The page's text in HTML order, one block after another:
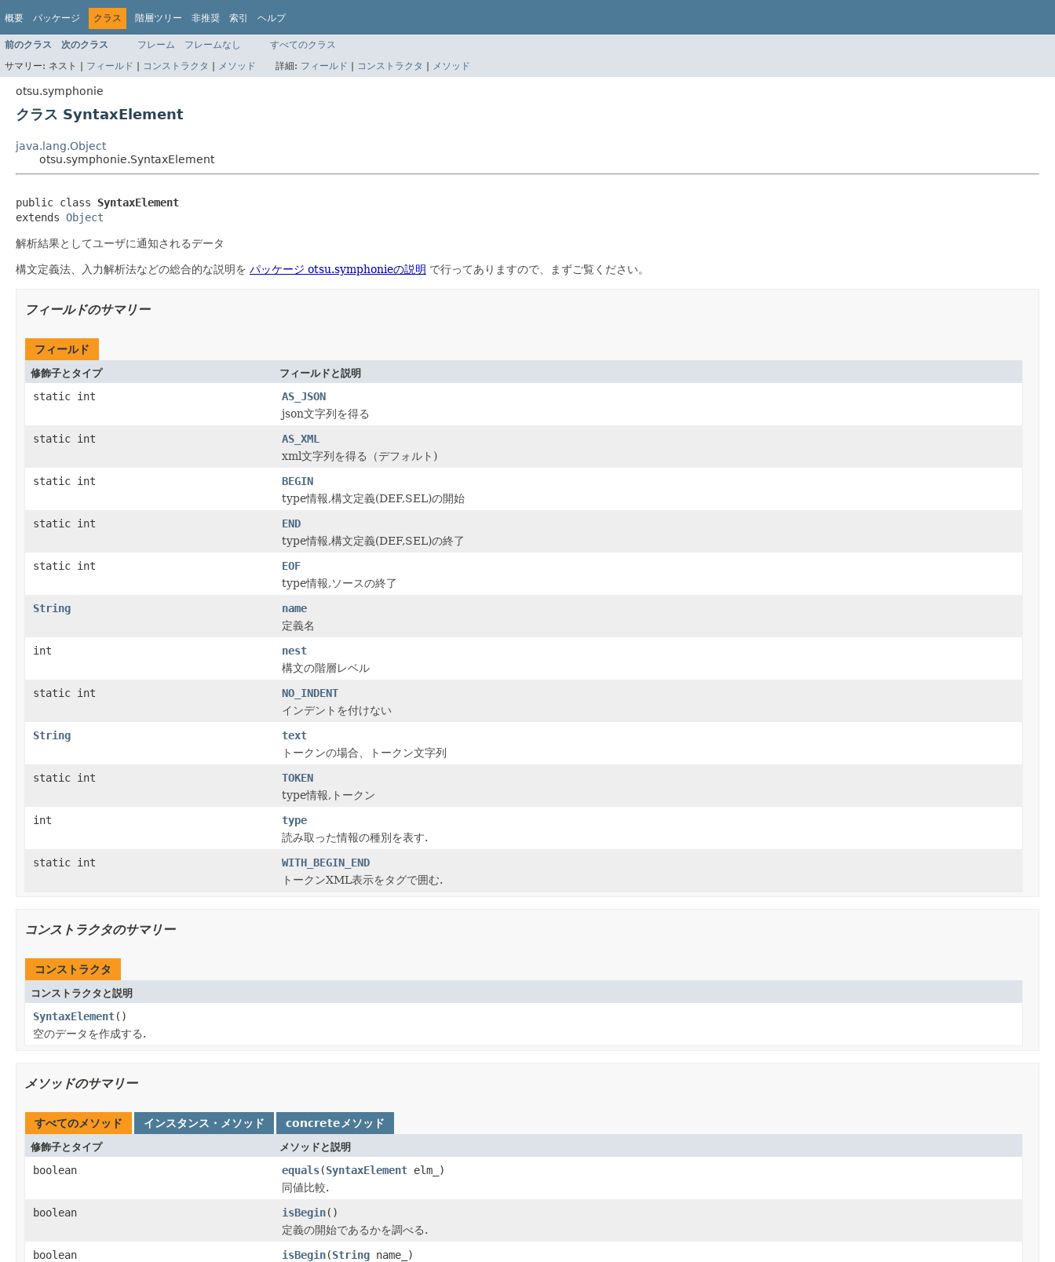
概要 パッケージ クラス 階層ツリー 非推奨 索引 ヘルプ
前のクラス 次のクラス フレーム フレームなし
すべてのクラス
サマリー: ネスト | フィールド | コンストラクタ | メソッド 詳細: フィールド | コンストラクタ | メソッド
otsu.symphonie
クラス SyntaxElement
java.lang.Object
otsu.symphonie.SyntaxElement
public class SyntaxElement
extends Object
解析結果としてユーザに通知されるデータ
構文定義法、入力解析法などの総合的な説明を パッケージ otsu.symphonieの説明 で行ってありますので、まずご覧ください。
フィールドのサマリー
フィールド
修飾子とタイプ フィールドと説明
static int
AS_JSON
json文字列を得る
static int
AS_XML
xml文字列を得る（デフォルト)
static int
BEGIN
type情報,構文定義(DEF,SEL)の開始
static int
END
type情報,構文定義(DEF,SEL)の終了
static int
EOF
type情報,ソースの終了
String
name
定義名
int
nest
構文の階層レベル
static int
NO_INDENT
インデントを付けない
String
text
トークンの場合、トークン文字列
static int
TOKEN
type情報,トークン
int
type
読み取った情報の種別を表す.
static int
WITH_BEGIN_END
トークンXML表示をタグで囲む.
コンストラクタのサマリー
コンストラクタ
コンストラクタと説明
SyntaxElement()
空のデータを作成する.
メソッドのサマリー
すべてのメソッド インスタンス・メソッド concreteメソッド
修飾子とタイプ メソッドと説明
boolean equals(SyntaxElement elm_)
同値比較.
boolean
isBegin()
定義の開始であるかを調べる.
boolean
isBegin(String name_)